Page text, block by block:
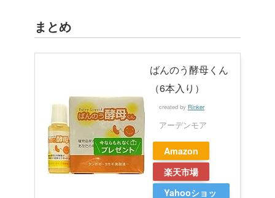
まとめ
ばんのう酵母くん
（6本入り）
created by Rinker
アーデンモア
Amazon
楽天市場
Yahooショッ